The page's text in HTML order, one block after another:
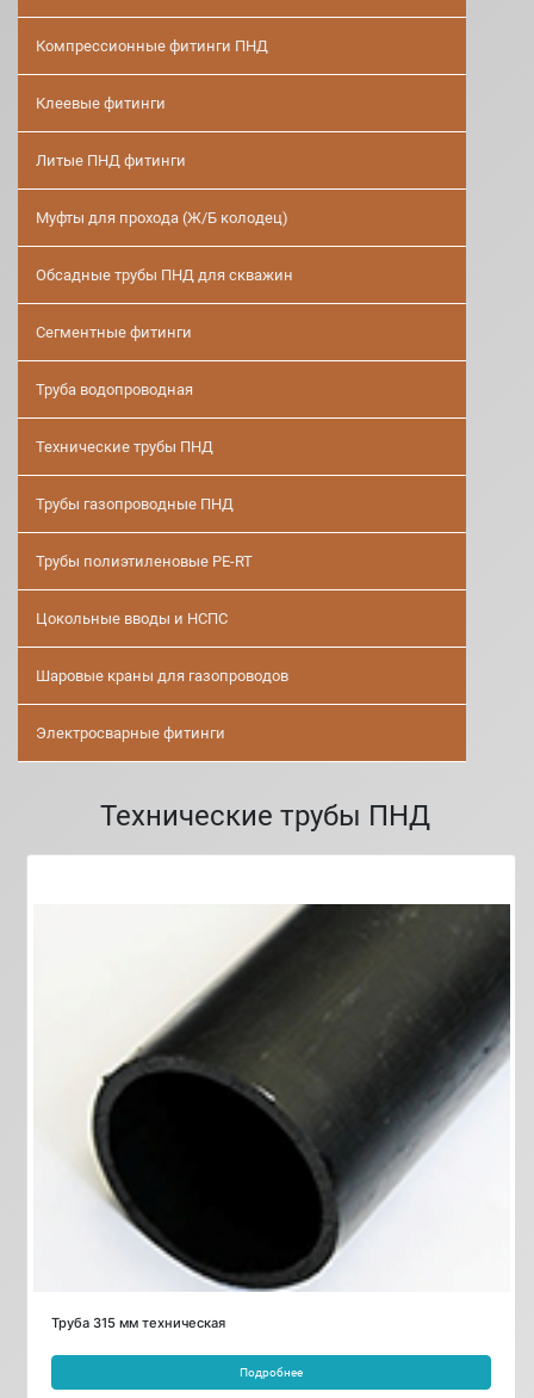
Компрессионные фитинги ПНД
Клеевые фитинги
Литые ПНД фитинги
Муфты для прохода (Ж/Б колодец)
Обсадные трубы ПНД для скважин
Сегментные фитинги
Труба водопроводная
Технические трубы ПНД
Трубы газопроводные ПНД
Трубы полиэтиленовые PE-RT
Цокольные вводы и НСПС
Шаровые краны для газопроводов
Электросварные фитинги
Технические трубы ПНД
Труба 315 мм техническая
Подробнее